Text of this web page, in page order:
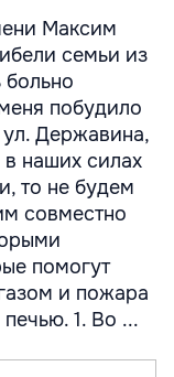
Максим
семьи из
больно
побудило
ул. Державина,
в наших силах
то не будем
совместно
помогут
и пожара
1. Во ...